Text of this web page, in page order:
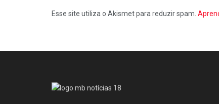
Esse site utiliza o Akismet para reduzir spam.